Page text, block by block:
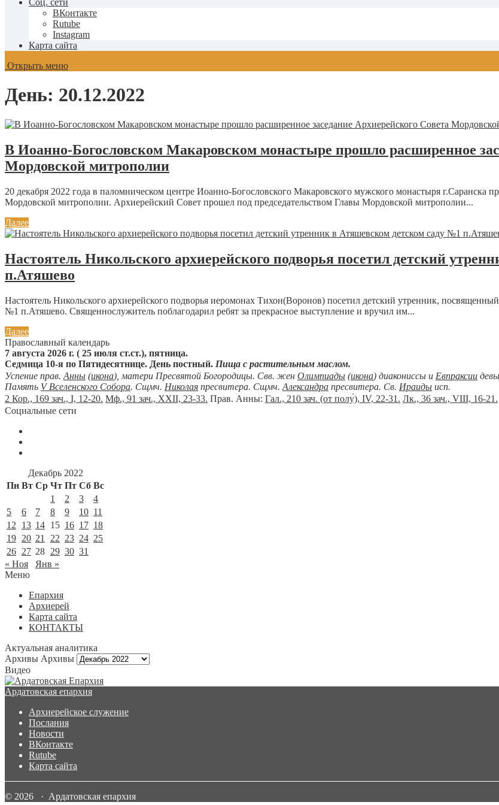
Соц. сети
ВКонтакте
Rutube
Instagram
Карта сайта
Открыть меню
День: 20.12.2022
В Иоанно-Богословском Макаровском монастыре прошло расширенное
Мордовской митрополии
20 декабря 2022 года в паломническом центре Иоанно-Богословского Макаровского мужского монастыря г.Саранска
Мордовской митрополии. Архиерейский Совет прошел под председательством Главы Мордовской митрополии...
Далее
Настоятель Никольского архиерейского подворья посетил детский
п.Атяшево
Настоятель Никольского архиерейского подворья иеромонах Тихон(Воронов) посетил детский утренник,
№1 п.Атяшево. Священнослужитель поблагодарил ребят за прекрасное выступление и вручил им...
Далее
Православный календарь
7 августа 2026 г. ( 25 июля ст.ст.), пятница.
Седмица 10-я по Пятидесятнице. День постный. Пища с растительным маслом.
Успение прав. Анны (икона), матери Пресвятой Богородицы. Свв. жен Олимпиады (икона) диакониссы и Евпраксии
Память V Вселенского Собора. Сщмч. Николая пресвитера. Сщмч. Александра пресвитера. Св. Ираиды исп.
2 Кор., 169 зач., I, 12-20. Мф., 91 зач., XXII, 23-33. Прав. Анны: Гал., 210 зач. (от полу́), IV, 22-31. Лк., 36 зач., VIII, 16-21.
Социальные сети
Декабрь 2022
Пн Вт Ср Чт Пт Сб Вс
1
2 3
4
5
6 7 8 9 10 11
12
13 14 15 16 17 18
19 20 21 22 23 24 25
26 27 28 29 30 31
« Ноя
Янв »
Меню
Епархия
Архиерей
Карта сайта
КОНТАКТЫ
Актуальная аналитика
Архивы Архивы
Видео
Ардатовская епархия
Архиерейское служение
Послания
Новости
ВКонтакте
Rutube
Карта сайта
© 2026 · Ардатовская епархия